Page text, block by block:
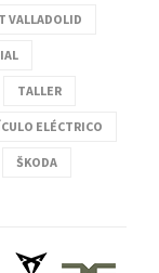
VALLADOLID
TALLER
ELÉCTRICO
ŠKODA